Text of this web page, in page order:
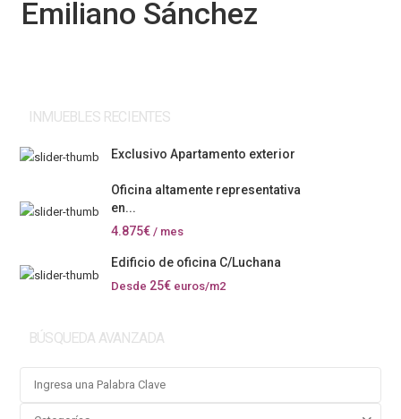
Emiliano Sánchez
INMUEBLES RECIENTES
Exclusivo Apartamento exterior
Oficina altamente representativa
en...
4.875€ / mes
Edificio de oficina C/Luchana
Desde 25€ euros/m2
BÚSQUEDA AVANZADA